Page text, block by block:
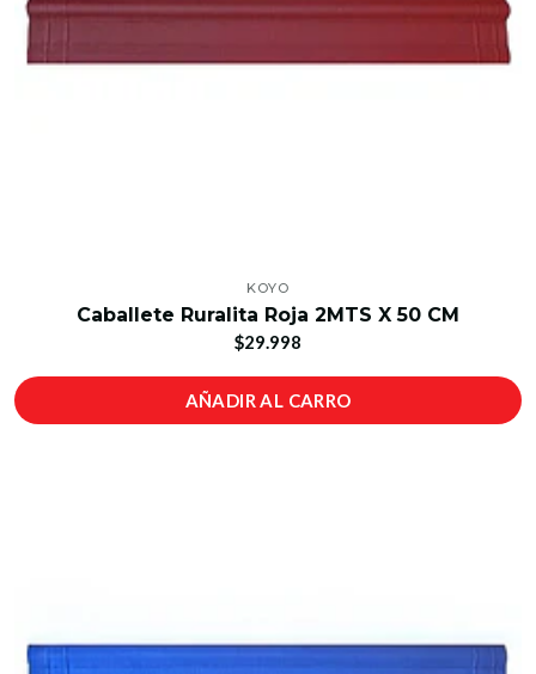
KOYO
Caballete Ruralita Roja 2MTS X 50 CM
$29.998
AÑADIR AL CARRO